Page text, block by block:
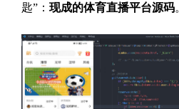
匙”： 现成的体育直播平台源码